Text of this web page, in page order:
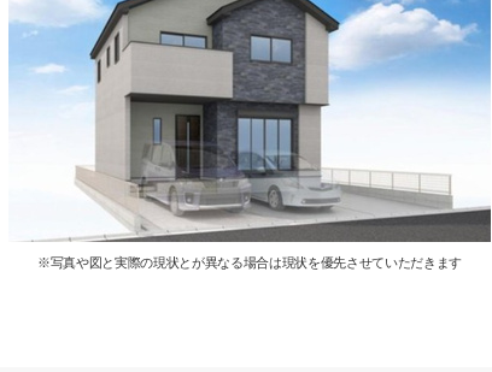
※写真や図と実際の現状とが異なる場合は現状を優先させていただきます